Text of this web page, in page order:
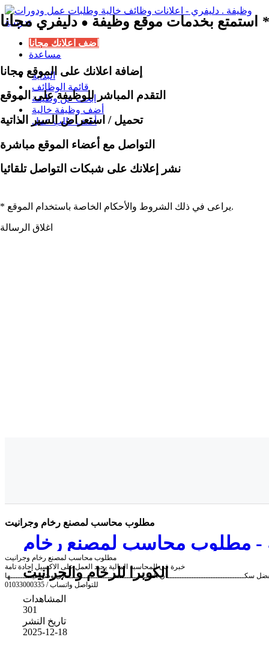
اضف اعلانك مجانا
مساعدة
البداية
قائمة الوظائف
ابحث عن وظيفة
أضف وظيفة خالية
أضف طلب عمل
- مطلوب محاسب لمصنع رخام
وجرانيت
الكوبرا للرخام والجرانيت
المشاهدات
301
تاريخ النشر
2025-12-18
مطلوب محاسب لمصنع رخام وجرانيت
مطلوب محاسب لمصنع رخام وجرانيت
خبرة فى المحاسبة المالية يجيد العمل على الاكسيل إجادة تامة
سكــــــــــــــــــــــــــــــــان المعـــــــــــــــــــــــــــــــــادى وضواحيـــــــــها
للتواصل واتساب / 01033000335
استمتع بخدمات موقع وظيفة ● دليفريمجانا *
إضافة اعلانك على الموقع مجانا
التقدم المباشر للوظيفة على الموقع
تحميل / استعراض السير الذاتية
التواصل مع أعضاء الموقع مباشرة
نشر إعلانك على شبكات التواصل تلقائيا
* يراعى في ذلك الشروط والأحكام الخاصة باستخدام الموقع.
اغلاق الرسالة